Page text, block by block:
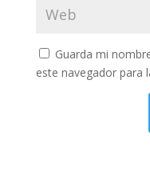
Guarda mi
este navegador para